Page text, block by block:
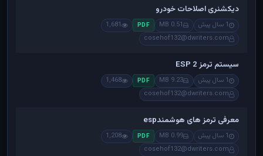
دیکشنری اصلاحات خودرو
1 سال پیش 0.51 MB
PDF
1,681
cosehof132@dwriters.com
سیستم ترمز ESP 2
1 سال پیش 9.23 MB
PDF
1,468
cosehof132@dwriters.com
معرفی ترمز های هوشمندesp
1 سال پیش 0.99 MB
PDF
1,208
cosehof132@dwriters.com